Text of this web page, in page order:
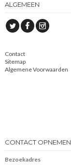
ALGEMEEN
Contact
Sitemap
Algemene Voorwaarden
CONTACT OPNEMEN
Bezoekadres